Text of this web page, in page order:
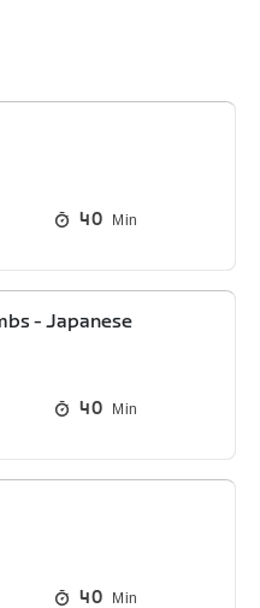
40 Min
- Japanese
40 Min
40 Min